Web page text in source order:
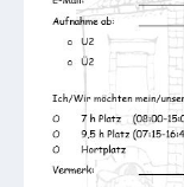
Niederkirchen
bei
Social
Media
Sitemap